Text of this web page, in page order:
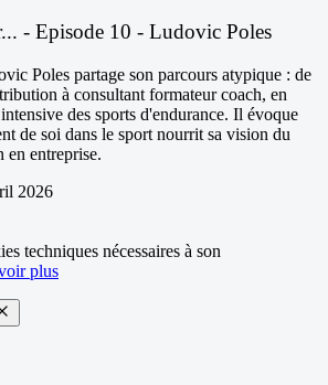
- Episode 10 - Ludovic Poles
Poles partage son parcours atypique : de
à consultant formateur coach, en
des sports d'endurance. Il évoque
de soi dans le sport nourrit sa vision du
en entreprise.
2026
techniques nécessaires à son
plus